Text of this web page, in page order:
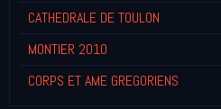
CATHEDRALE DE TOULON
MONTIER 2010
CORPS ET AME GREGORIENS